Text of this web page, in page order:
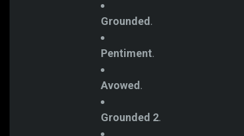
Grounded .
Pentiment.
Avowed .
Grounded 2.